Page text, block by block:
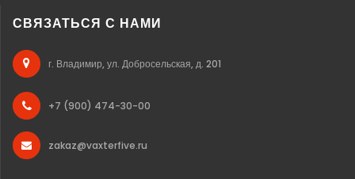
СВЯЗАТЬСЯ С НАМИ
г. Владимир, ул. Добросельская, д. 201
+7 (900) 474-30-00
zakaz@vaxterfive.ru